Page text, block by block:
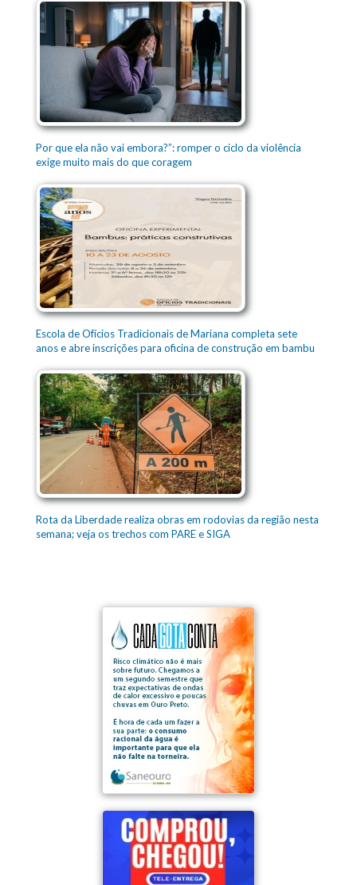
Por que ela não vai embora?”: romper o ciclo da violência
exige muito mais do que coragem
Escola de Ofícios Tradicionais de Mariana completa sete
anos e abre inscrições para oficina de construção em bambu
Rota da Liberdade realiza obras em rodovias da região nesta
semana; veja os trechos com PARE e SIGA